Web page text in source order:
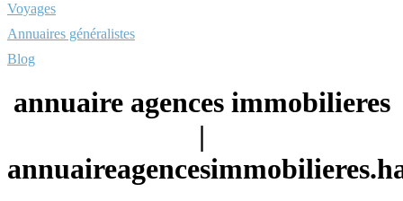
Voyages
Annuaires généralistes
Blog
annuaire agences immobilieres
|